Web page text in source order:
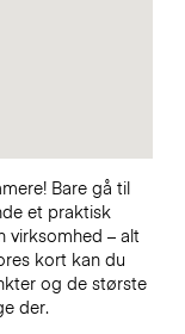
Bare gå til
et praktisk
virksomhed – alt
kort kan du
og de største
der.